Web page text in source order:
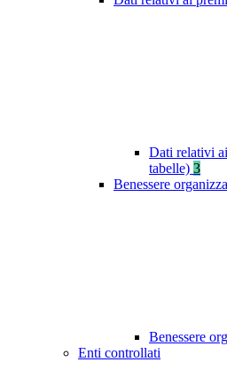
Dati relativi
tabelle) 3
Benessere
Benessere
Enti controllati